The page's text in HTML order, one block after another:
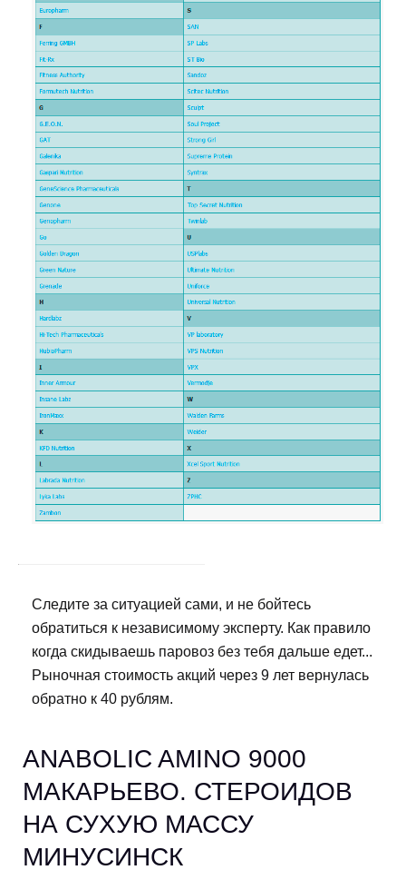
Следите за ситуацией сами, и не бойтесь
обратиться к независимому эксперту. Как правило
когда скидываешь паровоз без тебя дальше едет...
Рыночная стоимость акций через 9 лет вернулась
обратно к 40 рублям.
ANABOLIC AMINO 9000
МАКАРЬЕВО. СТЕРОИДОВ
НА СУХУЮ МАССУ
МИНУСИНСК